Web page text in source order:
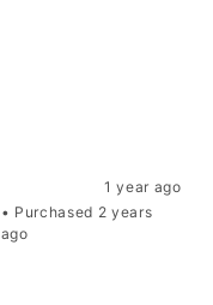
1 year ago
• Purchased 2 years
ago